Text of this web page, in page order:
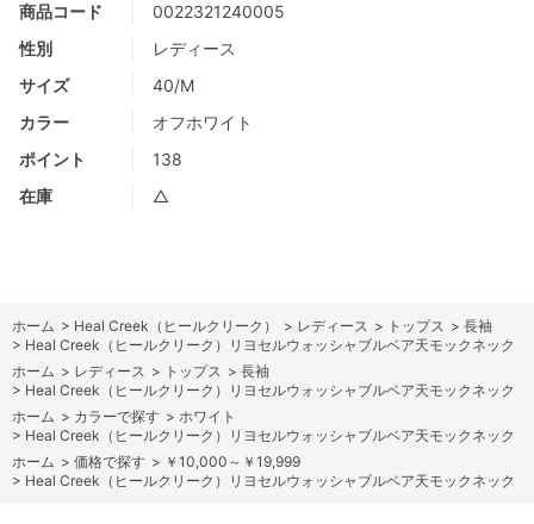
商品コード
0022321240005
性別
レディース
サイズ
40/M
カラー
オフホワイト
ポイント
138
在庫
△
ホーム > Heal Creek（ヒールクリーク） > レディース > トップス > 長袖
> Heal Creek（ヒールクリーク）リヨセルウォッシャブルベア天モックネック
ホーム > レディース > トップス > 長袖
> Heal Creek（ヒールクリーク）リヨセルウォッシャブルベア天モックネック
ホーム > カラーで探す > ホワイト
> Heal Creek（ヒールクリーク）リヨセルウォッシャブルベア天モックネック
ホーム > 価格で探す > ￥10,000～￥19,999
> Heal Creek（ヒールクリーク）リヨセルウォッシャブルベア天モックネック